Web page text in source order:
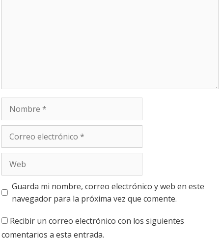
electrónico
Guarda mi nombre, correo electrónico y web en este
navegador para la próxima vez que comente.
Recibir un correo electrónico con los siguientes
comentarios a esta entrada.